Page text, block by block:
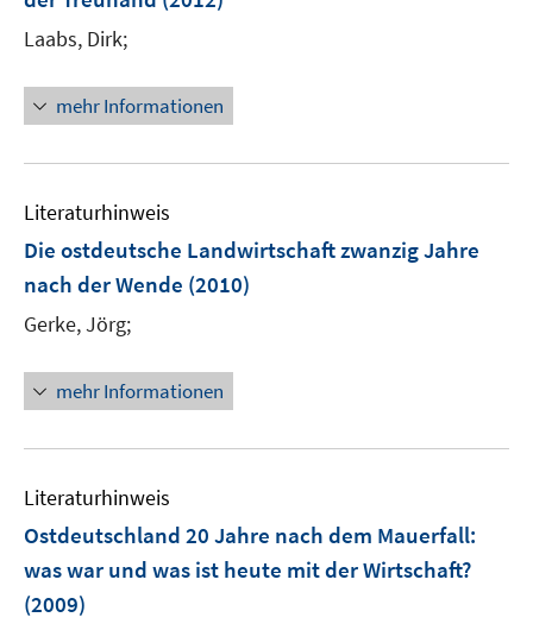
r
ö
n
ö
n
Laabs, Dirk;
mehr Informationen
Literaturhinweis
Die ostdeutsche Landwirtschaft zwanzig Jahre
nach der Wende (2010)
Gerke, Jörg;
mehr Informationen
Literaturhinweis
Ostdeutschland 20 Jahre nach dem Mauerfall:
was war und was ist heute mit der Wirtschaft?
(2009)